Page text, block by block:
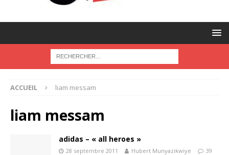
ACCUEIL liam messam
liam messam
adidas – « all heroes »
28 septembre 2011 Hubert Munyazikwiye 39